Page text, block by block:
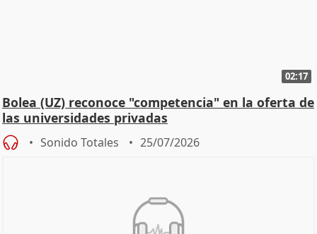
02:17
Bolea (UZ) reconoce "competencia" en la oferta de
las universidades privadas
Sonido Totales 25/07/2026